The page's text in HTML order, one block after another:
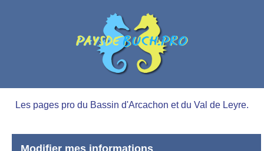
Les pages pro du Bassin d'Arcachon et du Val de Leyre.
Modifier mes informations